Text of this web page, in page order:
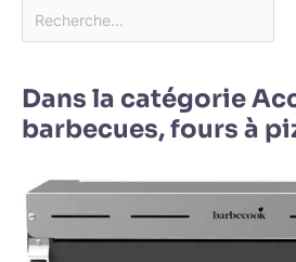
Dans la catégorie
barbecues, fours à